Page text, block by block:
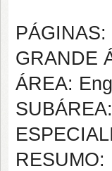
PÁGINAS:
GRANDE
ÁREA:
RESUMO: